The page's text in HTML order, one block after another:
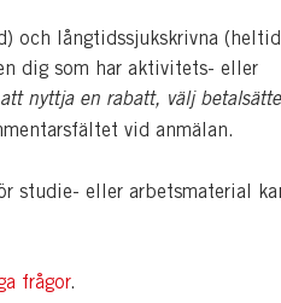
och långtidssjukskrivna
dig som har aktivitets- eller
nyttja en rabatt, välj
vid anmälan.
studie- eller arbetsmaterial
frågor.